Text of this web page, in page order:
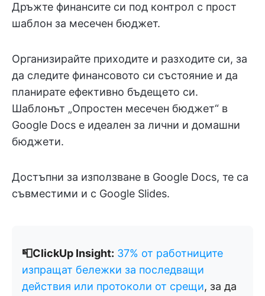
Дръжте финансите си под контрол с прост
шаблон за месечен бюджет.
Организирайте приходите и разходите си, за
да следите финансовото си състояние и да
планирате ефективно бъдещето си.
Шаблонът „Опростен месечен бюджет“ в
Google Docs е идеален за лични и домашни
бюджети.
Достъпни за използване в Google Docs, те са
съвместими и с Google Slides.
📮ClickUp Insight: 37% от работниците
изпращат бележки за последващи
действия или протоколи от срещи, за да